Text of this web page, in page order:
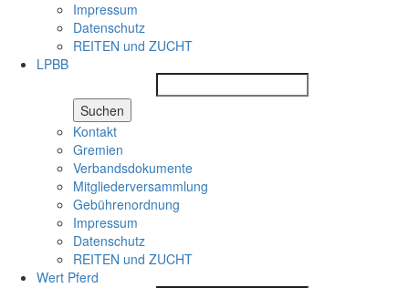
Impressum
Datenschutz
REITEN und ZUCHT
LPBB
Suchen
Kontakt
Gremien
Verbandsdokumente
Mitgliederversammlung
Gebührenordnung
Impressum
Datenschutz
REITEN und ZUCHT
Wert Pferd